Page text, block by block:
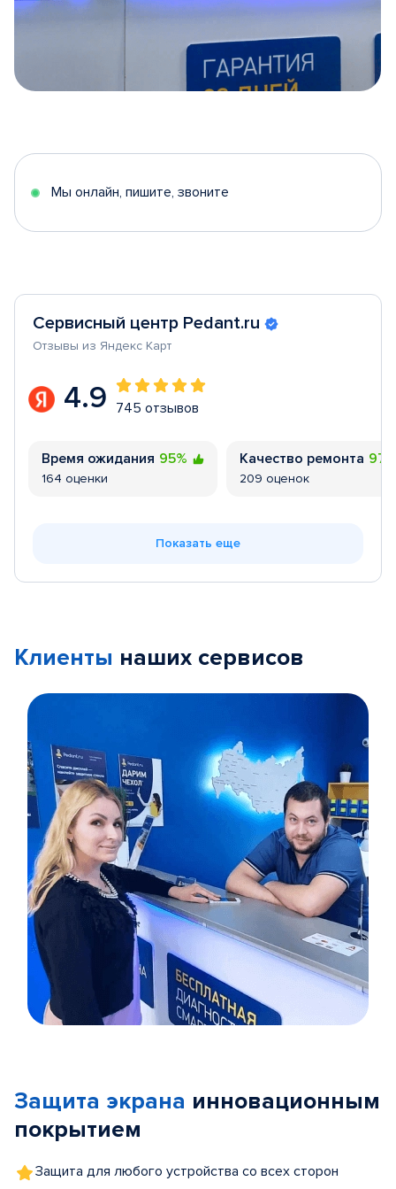
5
Мы онлайн, пишите, звоните
Сервисный центр Pedant.ru
Отзывы из Яндекс Карт
4.9 745 отзывов
Время ожидания 95%
164 оценки
Качество ремонта
209 оценок
Показать еще
Клиенты наших сервисов
5
Защита экрана инновационным
покрытием
Защита для любого устройства со всех сторон